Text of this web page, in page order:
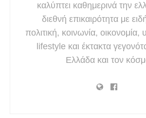
καλύπτει καθημερινά την
διεθνή επικαιρότητα με
πολιτική, κοινωνία, οικονομία,
lifestyle και έκτακτα
Ελλάδα και τον